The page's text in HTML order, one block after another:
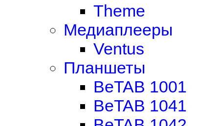
Theme
Медиаплееры
Ventus
Планшеты
BeTAB 1001
BeTAB 1041